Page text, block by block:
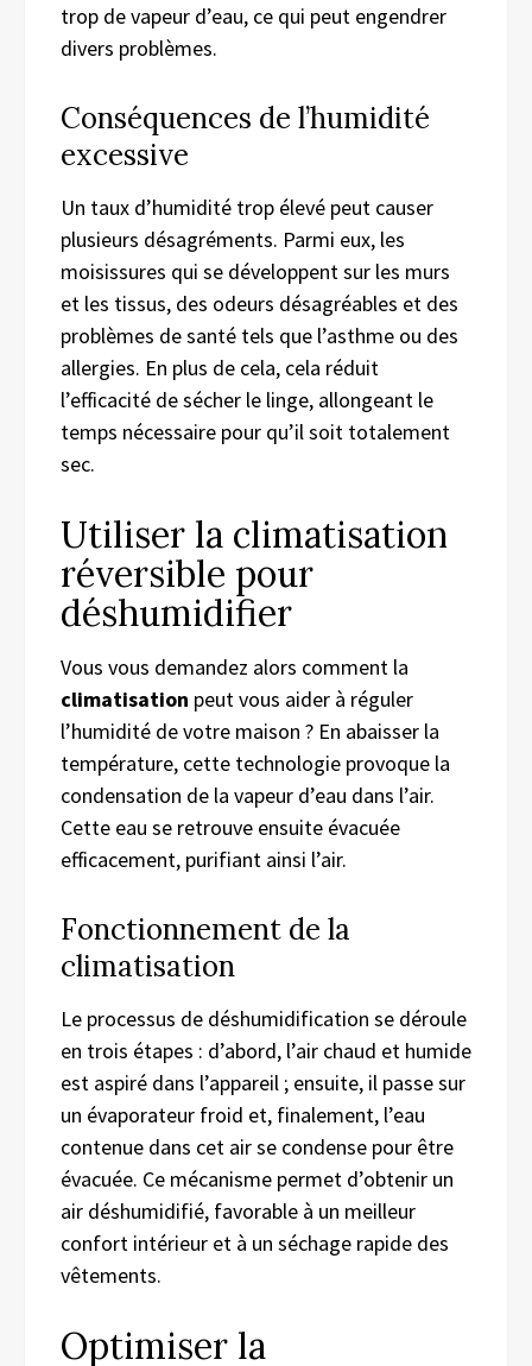
trop de vapeur d’eau, ce qui peut engendrer
divers problèmes.
Conséquences de l’humidité
excessive
Un taux d’humidité trop élevé peut causer
plusieurs désagréments. Parmi eux, les
moisissures qui se développent sur les murs
et les tissus, des odeurs désagréables et des
problèmes de santé tels que l’asthme ou des
allergies. En plus de cela, cela réduit
l’efficacité de sécher le linge, allongeant le
temps nécessaire pour qu’il soit totalement
sec.
Utiliser la climatisation
réversible pour
déshumidifier
Vous vous demandez alors comment la
climatisation peut vous aider à réguler
l’humidité de votre maison ? En abaisser la
température, cette technologie provoque la
condensation de la vapeur d’eau dans l’air.
Cette eau se retrouve ensuite évacuée
efficacement, purifiant ainsi l’air.
Fonctionnement de la
climatisation
Le processus de déshumidification se déroule
en trois étapes : d’abord, l’air chaud et humide
est aspiré dans l’appareil ; ensuite, il passe sur
un évaporateur froid et, finalement, l’eau
contenue dans cet air se condense pour être
évacuée. Ce mécanisme permet d’obtenir un
air déshumidifié, favorable à un meilleur
confort intérieur et à un séchage rapide des
vêtements.
Optimiser la